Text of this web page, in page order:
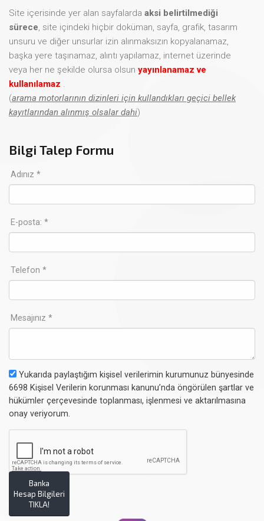
Site içerisinde yer alan sayfalarda aksi belirtilmediği
sürece, site içindeki hiçbir doküman, sayfa, grafik, tasarım
unsuru ve diğer unsurlar izin alınmaksızın kopyalanamaz,
başka yere taşınamaz, alıntı yapılamaz, internet üzerinde
veya her ne şekilde olursa olsun yayınlanamaz ve
kullanılamaz .
(arama motorlarının dizinleri için kullandıkları geçici bellek
kayıtlarından alınmış olsalar dahi)
Bilgi Talep Formu
Adınız *
E-posta: *
Telefon *
Mesajınız *
Yukarıda paylaştığım kişisel verilerimin kurumunuz bünyesinde
6698 Kişisel Verilerin korunması kanunu’nda öngörülen şartlar ve
hükümler çerçevesinde toplanması, işlenmesi ve aktarılmasına
onay veriyorum.
Banka
Hesap Bilgileri
TIKLA!